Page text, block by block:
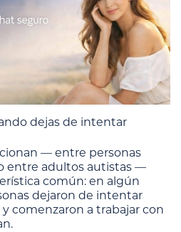
dejas de intentar
— entre personas
entre adultos autistas —
común: en algún
dejaron de intentar
comenzaron a trabajar con